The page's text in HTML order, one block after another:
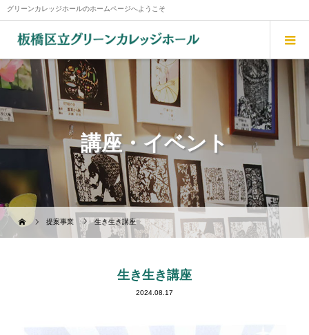
グリーンカレッジホールのホームページへようこそ
講座・イベント
提案事業 生き生き講座
生き生き講座
2024.08.17